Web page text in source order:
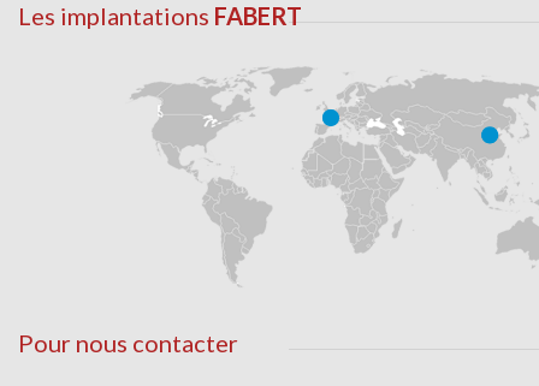
Les implantations FABERT
Pour nous contacter